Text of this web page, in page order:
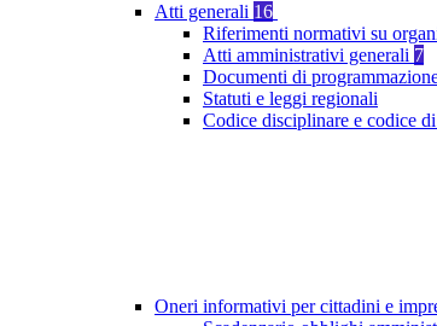
Atti generali 16
Riferimenti normativi su
Atti amministrativi generali 7
Documenti di
Statuti e leggi regionali
Codice disciplinare e codice
Oneri informativi per cittadini e